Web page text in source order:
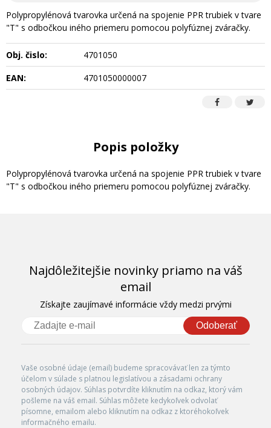
Polypropylénová tvarovka určená na spojenie PPR trubiek v tvare
"T" s odbočkou iného priemeru pomocou polyfúznej zváračky.
Obj. čislo:
4701050
EAN:
4701050000007
Popis položky
Polypropylénová tvarovka určená na spojenie PPR trubiek v tvare
"T" s odbočkou iného priemeru pomocou polyfúznej zváračky.
Najdôležitejšie novinky priamo na váš
email
Získajte zaujímavé informácie vždy medzi prvými
Odoberať
Vaše osobné údaje (email) budeme spracovávať len za týmto
účelom v súlade s platnou legislatívou a zásadami ochrany
osobných údajov. Súhlas potvrdíte kliknutím na odkaz, ktorý vám
pošleme na váš email. Súhlas môžete kedykoľvek odvolať
písomne, emailom alebo kliknutím na odkaz z ktoréhokoľvek
informačného emailu.